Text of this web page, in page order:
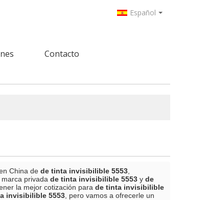
Español
Contacto
China de de tinta invisibilible 5553
privada de tinta invisibilible 5553 y de
la mejor cotización para de tinta invisibilible
invisibilible 5553 , pero vamos a ofrecerle un